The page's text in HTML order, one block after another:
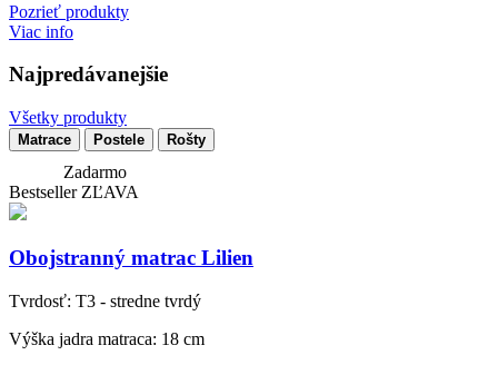
Pozrieť produkty
Viac info
Najpredávanejšie
Všetky produkty
Matrace Postele Rošty
Zadarmo
Bestseller ZĽAVA
Obojstranný matrac Lilien
Tvrdosť: T3 - stredne tvrdý
Výška jadra matraca: 18 cm